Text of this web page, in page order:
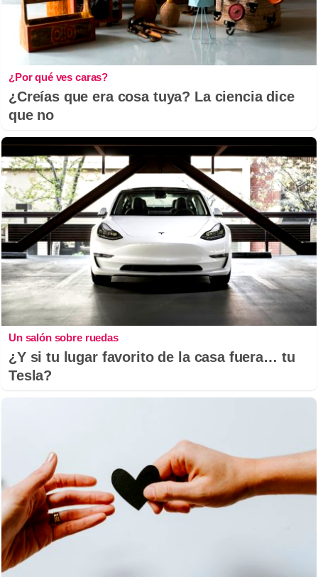
¿Por qué ves caras?
¿Creías que era cosa tuya? La ciencia dice
que no
Un salón sobre ruedas
¿Y si tu lugar favorito de la casa fuera… tu
Tesla?